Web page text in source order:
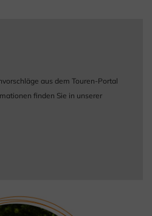
aus dem Touren-Portal
finden Sie in unserer